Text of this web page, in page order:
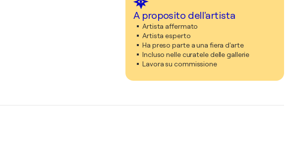
A proposito dell'artista
Artista affermato
Artista esperto
Ha preso parte a una fiera d'arte
Incluso nelle curatele delle gallerie
Lavora su commissione